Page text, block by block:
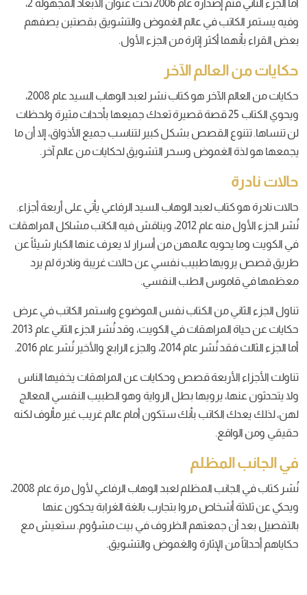
وفيه يستمر الكاتب في عالم الغموض والتشويق بقصتين يصفهم
بعض القراء بأنهما أكثر إثارة من الجزء الأول.
حكايات من العالم الآخر
حكايات من العالم الآخر هو كتاب نشر لعبد الوهاب السيد عام 2008،
ويحوي الكتاب 25 قصة قصيرة تعدك جميعها بأحداث مثيرة ولحظات
لن تنساها. تتنوع القصص بشكل كبير لتناسب جميع الأذواق، إلا أن ما
يجمعها هو لذة الغموض وسحر التشويق لحكايات من عالم آخر.
حالات نادرة
حالات نادرة هو كتاب لعبد الوهاب السيد الرفاعي يأتي على أربعة أجزاء.
نُشر الجزء الأول منه عام 2012، ويناقش فيه الكاتب مشاكل المراهقات
في الكويت وما يحويه عالمهن من أسرار لا يعرف عنها الكبار شيئاً عن
طريق قصص يرويها طبيب نفسي عن حالات غريبة ونادرة لم يرد
معظمها في قاموس الطب النفسي.
تناول الجزء الثاني من الكتاب نفس الموضوع واستمر الكاتب في عرض
حكايات عن حياة المراهقات في الكويت، وقد نُشر الجزء الثاني عام 2013.
أما الجزء الثالث فقد نُشر عام 2014، والجزء الرابع والأخير نُشر عام 2016.
تناولت الأجزاء الأربعة قصص وحكايات عن المراهقات يخفيها الناس
ولا يتحدثون عنها، يرويها بطل الرواية وهو الطبيب النفسي المعالج
لهن، لذلك يعدك الكاتب بأنك ستكون أمام عالم غريب غير مألوف لكنه
حقيقي ومن الواقع.
في الجانب المظلم
نُشر كتاب في الجانب المظلم لعبد الوهاب الرفاعي لأول مرة عام 2008،
ويحكي عن ثلاثة أشخاص مروا بتجارب بالغة الغرابة يحكون عنها
بالتفصيل بعد أن جمعتهم الظروف في بيت مشؤوم. ستعيش مع
حكاياهم أحداثاً من الإثارة والغموض والتشويق.